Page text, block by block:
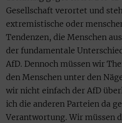
Gesellschaft verortet und
extremistische oder
Tendenzen, die Menschen
der fundamentale
AfD. Dennoch müssen wir
den Menschen unter den
wir nicht einfach der AfD
ich die anderen Parteien da
Verantwortung. Wir müssen